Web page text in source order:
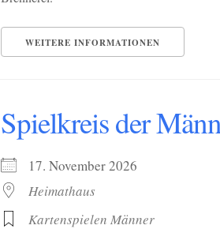
WEITERE INFORMATIONEN
Spielkreis der
17. November 2026
Heimathaus
Kartenspielen Männer